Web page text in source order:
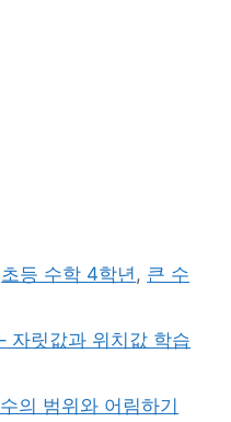
초등 수학 4학년, 큰 수
자릿값과 위치값 학습
의 범위와 어림하기